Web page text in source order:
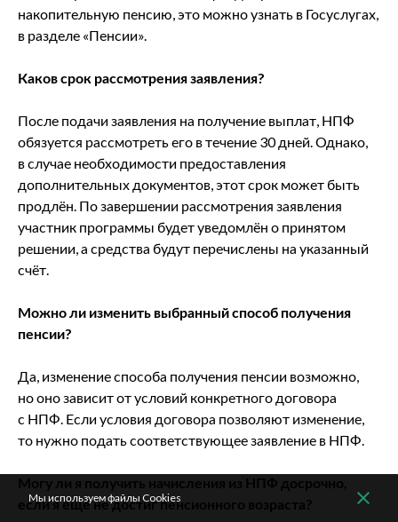
накопительную пенсию, это можно узнать в Госуслугах,
в разделе «Пенсии».
Каков срок рассмотрения заявления?
После подачи заявления на получение выплат, НПФ
обязуется рассмотреть его в течение 30 дней. Однако,
в случае необходимости предоставления
дополнительных документов, этот срок может быть
продлён. По завершении рассмотрения заявления
участник программы будет уведомлён о принятом
решении, а средства будут перечислены на указанный
счёт.
Можно ли изменить выбранный способ получения
пенсии?
Да, изменение способа получения пенсии возможно,
но оно зависит от условий конкретного договора
с НПФ. Если условия договора позволяют изменение,
то нужно подать соответствующее заявление в НПФ.
Могу ли я получить начисления из НПФ досрочно,
если я ещё не достиг пенсионного возраста?
Мы используем файлы Cookies